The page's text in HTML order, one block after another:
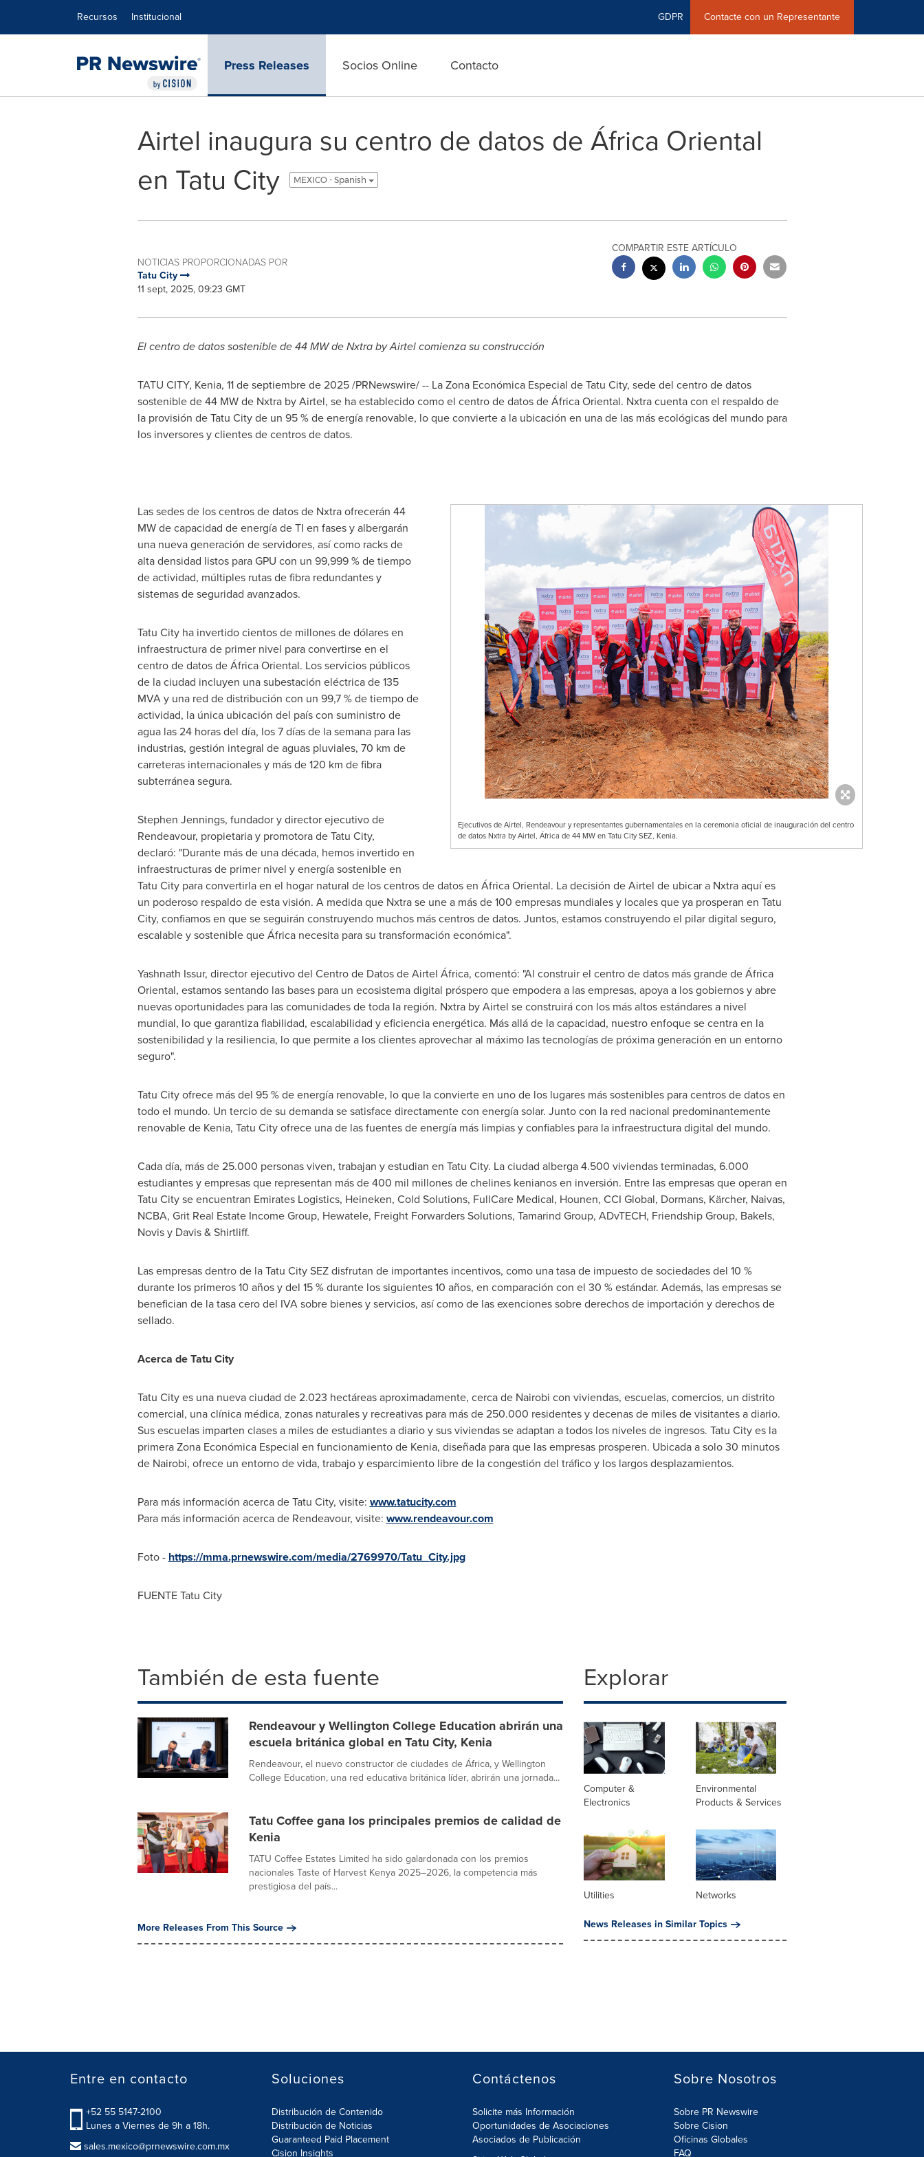
Recursos Institucional GDPR Contacte con un Representante
Press Releases Socios Online Contacto
Airtel inaugura su centro de datos de África Oriental
en Tatu City
MEXICO - Spanish
NOTICIAS PROPORCIONADAS POR
Tatu City
11 sept, 2025, 09:23 GMT
COMPARTIR ESTE ARTÍCULO
El centro de datos sostenible de 44 MW de Nxtra by Airtel comienza su construcción
TATU CITY, Kenia, 11 de septiembre de 2025/PRNewswire/ -- La Zona Económica Especial de Tatu City, sede del centro de datos
sostenible de 44 MW de Nxtra by Airtel, se ha establecido como el centro de datos de África Oriental. Nxtra cuenta con el respaldo de
la provisión de Tatu City de un 95 % de energía renovable, lo que convierte a la ubicación en una de las más ecológicas del mundo para
los inversores y clientes de centros de datos.
Ejecutivos de Airtel, Rendeavour y representantes gubernamentales en la ceremonia oficial de inauguración del centro
de datos Nxtra by Airtel, África de 44 MW en Tatu City SEZ, Kenia.
Las sedes de los centros de datos de Nxtra ofrecerán 44
MW de capacidad de energía de TI en fases y albergarán
una nueva generación de servidores, así como racks de
alta densidad listos para GPU con un 99,999 % de tiempo
de actividad, múltiples rutas de fibra redundantes y
sistemas de seguridad avanzados.
Tatu City ha invertido cientos de millones de dólares en
infraestructura de primer nivel para convertirse en el
centro de datos de África Oriental. Los servicios públicos
de la ciudad incluyen una subestación eléctrica de 135
MVA y una red de distribución con un 99,7 % de tiempo de
actividad, la única ubicación del país con suministro de
agua las 24 horas del día, los 7 días de la semana para las
industrias, gestión integral de aguas pluviales, 70 km de
carreteras internacionales y más de 120 km de fibra
subterránea segura.
Stephen Jennings, fundador y director ejecutivo de
Rendeavour, propietaria y promotora de Tatu City,
declaró: "Durante más de una década, hemos invertido en
infraestructuras de primer nivel y energía sostenible en
Tatu City para convertirla en el hogar natural de los centros de datos en África Oriental. La decisión de Airtel de ubicar a Nxtra aquí es
un poderoso respaldo de esta visión. A medida que Nxtra se une a más de 100 empresas mundiales y locales que ya prosperan en Tatu
City, confiamos en que se seguirán construyendo muchos más centros de datos. Juntos, estamos construyendo el pilar digital seguro,
escalable y sostenible que África necesita para su transformación económica".
Yashnath Issur, director ejecutivo del Centro de Datos de Airtel África, comentó: "Al construir el centro de datos más grande de África
Oriental, estamos sentando las bases para un ecosistema digital próspero que empodera a las empresas, apoya a los gobiernos y abre
nuevas oportunidades para las comunidades de toda la región. Nxtra by Airtel se construirá con los más altos estándares a nivel
mundial, lo que garantiza fiabilidad, escalabilidad y eficiencia energética. Más allá de la capacidad, nuestro enfoque se centra en la
sostenibilidad y la resiliencia, lo que permite a los clientes aprovechar al máximo las tecnologías de próxima generación en un entorno
seguro".
Tatu City ofrece más del 95 % de energía renovable, lo que la convierte en uno de los lugares más sostenibles para centros de datos en
todo el mundo. Un tercio de su demanda se satisface directamente con energía solar. Junto con la red nacional predominantemente
renovable de Kenia, Tatu City ofrece una de las fuentes de energía más limpias y confiables para la infraestructura digital del mundo.
Cada día, más de 25.000 personas viven, trabajan y estudian en Tatu City. La ciudad alberga 4.500 viviendas terminadas, 6.000
estudiantes y empresas que representan más de 400 mil millones de chelines kenianos en inversión. Entre las empresas que operan en
Tatu City se encuentran Emirates Logistics, Heineken, Cold Solutions, FullCare Medical, Hounen, CCI Global, Dormans, Kärcher, Naivas,
NCBA, Grit Real Estate Income Group, Hewatele, Freight Forwarders Solutions, Tamarind Group, ADvTECH, Friendship Group, Bakels,
Novis y Davis & Shirtliff.
Las empresas dentro de la Tatu City SEZ disfrutan de importantes incentivos, como una tasa de impuesto de sociedades del 10 %
durante los primeros 10 años y del 15 % durante los siguientes 10 años, en comparación con el 30 % estándar. Además, las empresas se
benefician de la tasa cero del IVA sobre bienes y servicios, así como de las exenciones sobre derechos de importación y derechos de
sellado.
Acerca de Tatu City
Tatu City es una nueva ciudad de 2.023 hectáreas aproximadamente, cerca de Nairobi con viviendas, escuelas, comercios, un distrito
comercial, una clínica médica, zonas naturales y recreativas para más de 250.000 residentes y decenas de miles de visitantes a diario.
Sus escuelas imparten clases a miles de estudiantes a diario y sus viviendas se adaptan a todos los niveles de ingresos. Tatu City es la
primera Zona Económica Especial en funcionamiento de Kenia, diseñada para que las empresas prosperen. Ubicada a solo 30 minutos
de Nairobi, ofrece un entorno de vida, trabajo y esparcimiento libre de la congestión del tráfico y los largos desplazamientos.
Para más información acerca de Tatu City, visite: www.tatucity.com
Para más información acerca de Rendeavour, visite: www.rendeavour.com
Foto - https://mma.prnewswire.com/media/2769970/Tatu_City.jpg
FUENTE Tatu City
También de esta fuente
Rendeavour y Wellington College Education abrirán una
escuela británica global en Tatu City, Kenia
Rendeavour, el nuevo constructor de ciudades de África, y Wellington
College Education, una red educativa británica líder, abrirán una jornada...
Tatu Coffee gana los principales premios de calidad de
Kenia
TATU Coffee Estates Limited ha sido galardonada con los premios
nacionales Taste of Harvest Kenya 2025–2026, la competencia más
prestigiosa del país...
More Releases From This Source
Explorar
Computer &
Electronics
Environmental
Products & Services
Utilities
Networks
News Releases in Similar Topics
Entre en contacto
+52 55 5147-2100
Lunes a Viernes de 9h a 18h.
sales.mexico@prnewswire.com.mx
Soluciones
Distribución de Contenido
Distribución de Noticias
Guaranteed Paid Placement
Cision Insights
Contáctenos
Solicite más Información
Oportunidades de Asociaciones
Asociados de Publicación
Sobre Nosotros
Sobre PR Newswire
Sobre Cision
Oficinas Globales
FAQ